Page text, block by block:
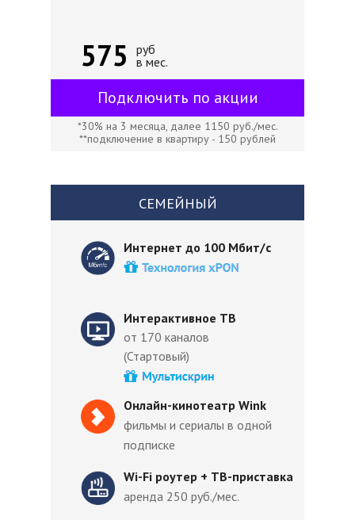
Интерактивное ТВ
от 170 каналов
(Стартовый)
Wi-Fi роутер + ТВ-приставка
аренда 250 руб./мес.
Интернет до 100 Мбит/с
Подключить по акции
руб
в мес.
*30% на 3 месяца, далее 1150 руб./мес.
**подключение в квартиру - 150 рублей
575
Онлайн-кинотеатр Wink
фильмы и сериалы в одной
подписке
СЕМЕЙНЫЙ